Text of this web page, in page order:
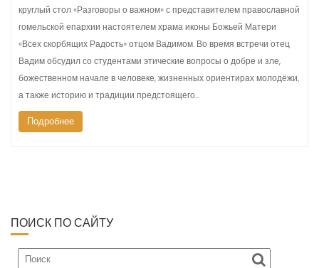
круглый стол «Разговоры о важном» с представителем православной
гомельской епархии настоятелем храма иконы Божьей Матери
«Всех скорбящих Радость» отцом Вадимом. Во время встречи отец
Вадим обсудил со студентами этические вопросы о добре и зле,
божественном начале в человеке, жизненных ориентирах молодёжи,
а также историю и традиции предстоящего…
Подробнее
ПОИСК ПО САЙТУ